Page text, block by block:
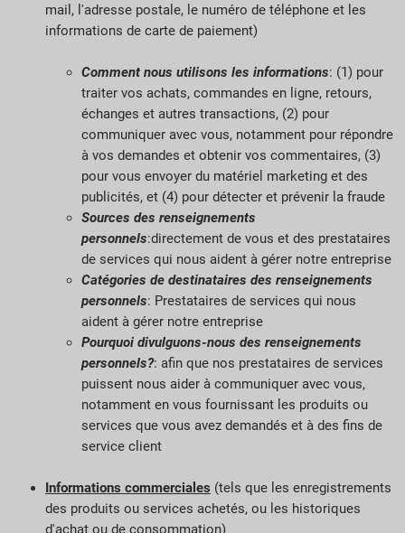
mail, l'adresse postale, le numéro de téléphone et les
informations de carte de paiement)
Comment nous utilisons les informations: (1) pour
traiter vos achats, commandes en ligne, retours,
échanges et autres transactions, (2) pour
communiquer avec vous, notamment pour répondre
à vos demandes et obtenir vos commentaires, (3)
pour vous envoyer du matériel marketing et des
publicités, et (4) pour détecter et prévenir la fraude
Sources des renseignements
personnels:directement de vous et des prestataires
de services qui nous aident à gérer notre entreprise
Catégories de destinataires des renseignements
personnels: Prestataires de services qui nous
aident à gérer notre entreprise
Pourquoi divulguons-nous des renseignements
personnels?: afin que nos prestataires de services
puissent nous aider à communiquer avec vous,
notamment en vous fournissant les produits ou
services que vous avez demandés et à des fins de
service client
Informations commerciales (tels que les enregistrements
des produits ou services achetés, ou les historiques
d'achat ou de consommation)